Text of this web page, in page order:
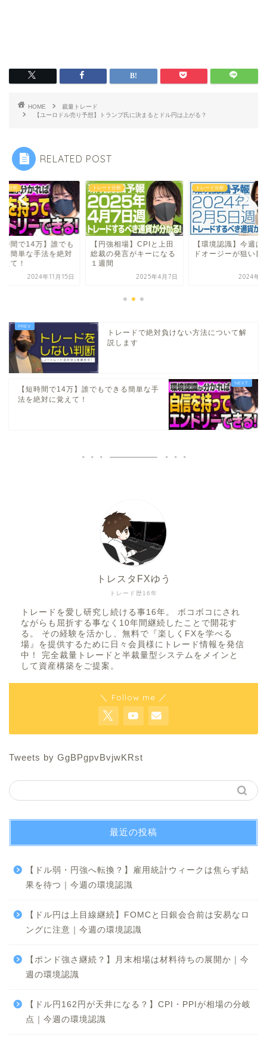
HOME
裁量トレード
【ユーロドル売り予想】トランプ氏に決まるとドル円は上がる？
RELATED POST
ド分析
時間で14万】誰でも
る簡単な手法を絶対
て！
2024年11月15日
トレード分析
【円強相場】CPIと上田
総裁の発言がキーになる
１週間
2025年4月7日
トレード分析
【環境認識】今週は
ドオージーが狙い目
2024年2
トレードで絶対負けない方法について解
説します
【短時間で14万】誰でもできる簡単な手
法を絶対に覚えて！
トレード歴16年
トレスタFXゆう
トレードを愛し研究し続ける事16年。 ボコボコにされ
ながらも屈折する事なく10年間継続したことで開花す
る。 その経験を活かし、無料で『楽しくFXを学べる
場』を提供するために日々会員様にトレード情報を発信
中！ 完全裁量トレードと半裁量型システムをメインと
して資産構築をご提案。
＼ Follow me ／
Tweets by GgBPgpvBvjwKRst
最近の投稿
【ドル弱・円強へ転換？】雇用統計ウィークは焦らず結
果を待つ｜今週の環境認識
【ドル円は上目線継続】FOMCと日銀会合前は安易なロ
ングに注意｜今週の環境認識
【ポンド強さ継続？】月末相場は材料待ちの展開か｜今
週の環境認識
【ドル円162円が天井になる？】CPI・PPIが相場の分岐
点｜今週の環境認識